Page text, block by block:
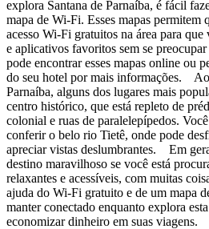
explora Santana de Parnaíba, é fácil
mapa de Wi-Fi. Esses mapas permitem
acesso Wi-Fi gratuitos na área para que
e aplicativos favoritos sem se
pode encontrar esses mapas online ou
do seu hotel por mais informações.
Parnaíba, alguns dos lugares mais
centro histórico, que está repleto de
colonial e ruas de paralelepípedos.
conferir o belo rio Tietê, onde pode
apreciar vistas deslumbrantes. Em
destino maravilhoso se você está
relaxantes e acessíveis, com muitas
ajuda do Wi-Fi gratuito e de um mapa
manter conectado enquanto explora
economizar dinheiro em suas viagens.